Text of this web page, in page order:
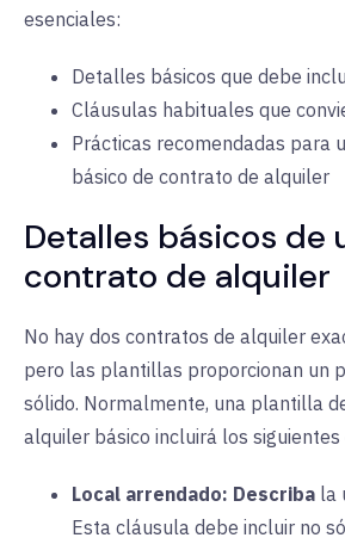
esenciales:
Detalles básicos que debe
Cláusulas habituales que
Prácticas recomendadas para
básico de contrato de alquiler
Detalles básicos de
contrato de alquiler
No hay dos contratos de alquiler
pero las plantillas proporcionan un
sólido. Normalmente, una plantilla
alquiler básico incluirá los
Local arrendado: Describa la
Esta cláusula debe incluir no